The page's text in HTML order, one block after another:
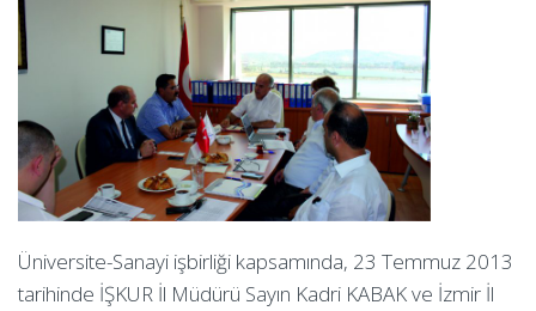
Üniversite-Sanayi işbirliği kapsamında, 23 Temmuz 2013
tarihinde İŞKUR İl Müdürü Sayın Kadri KABAK ve İzmir İl